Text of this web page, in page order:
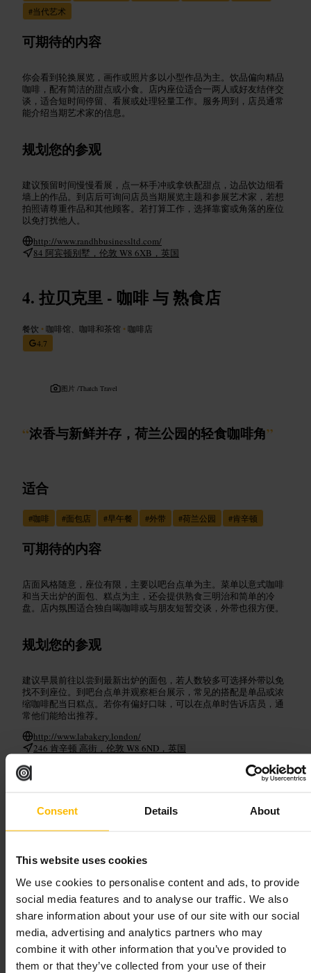
Consent Details About
This website uses cookies
We use cookies to personalise content and ads, to provide
social media features and to analyse our traffic. We also
share information about your use of our site with our social
media, advertising and analytics partners who may
combine it with other information that you’ve provided to
them or that they’ve collected from your use of their
#当代艺术
可期待的内容
你会看到轮换展览，画作或照片多以小型作品为主。饮品偏向精品
咖啡，配有简洁的甜点或小食。店内座位适合一两人或好友结伴交
谈，适合短时间停留、看展或处理轻量工作。服务周到，店员通常
能介绍当期艺术家的信息。
规划您的参观
建议预留时间慢慢看展，点一杯手冲或拿铁配甜点，边品饮边细看
墙上的作品。到店后可询问店员当期展览主题和参展艺术家，若想
拍照请尊重作品和其他顾客。若打算工作，选择靠窗或角落的座位
以免打扰他人。
http://www.randhbusinessltd.com/
84 阿宾顿别墅，伦敦 W8 6XB，英国
拉贝克里 - 咖啡 与 熟食店
餐饮 •咖啡馆、咖啡和茶馆 •咖啡店
4.7
图片 /Thatch Travel
“浓香与新鲜并存，荷兰公园的轻食咖啡角”
适合
#咖啡 #面包店 #早午餐 #外带 #荷兰公园 #肯辛顿
可期待的内容
店面风格随意，座位有限，主要以吧台点单为主。菜单以意式咖啡
和当天出炉的面包、糕点为主，还会提供熟食三明治和简单的冷
盘。店内氛围适合独自喝咖啡或与朋友短暂交谈，外带也很方便。
规划您的参观
建议早晨前往以尝到最新出炉的面包，若人数较多可选择外带以免
找不到座位。到吧台点单并观察柜台展示，常见的搭配是单品或浓
缩咖啡配当日糕点。若你有偏好口味，可以在点单时告诉店员，通
常他们能给出推荐。
http://www.labakery.london/
246 肯辛顿 高街，伦敦 W8 6ND，英国
图片 /Guillam Coffee House
“靠近南肯辛顿的街角咖啡馆，适合短暂停留
补充能量”